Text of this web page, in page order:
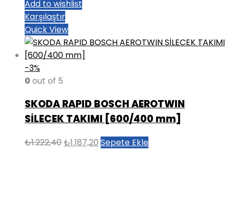
Add to wishlist
Karşılaştır
Quick View
-3%
0 out of 5
SKODA RAPID BOSCH AEROTWIN
SİLECEK TAKIMI [600/400 mm]
₺1.222,40Orijinal
₺1.187,20 Şu
Sepete Ekle